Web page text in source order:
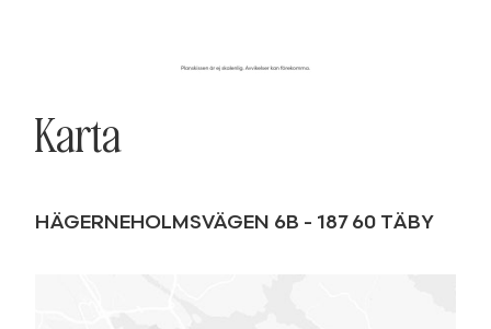
Karta
HÄGERNEHOLMSVÄGEN 6B - 187 60 TÄBY